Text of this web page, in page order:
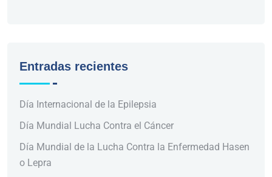
Entradas recientes
Día Internacional de la Epilepsia
Día Mundial Lucha Contra el Cáncer
Día Mundial de la Lucha Contra la Enfermedad Hasen
o Lepra